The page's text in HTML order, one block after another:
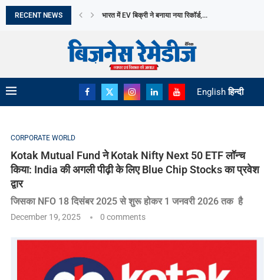
RECENT NEWS WHATSAPP MALWARE ATTACK से 10,000 से ज्यादा
English हिन्दी
द्वार
CORPORATE WORLD
Kotak Mutual Fund ने Kotak Nifty Next 50 ETF लॉन्च
किया: India की अगली पीढ़ी के लिए Blue Chip Stocks का प्रवेश
द्वार
जिसका NFO 18 दिसंबर 2025 से शुरू होकर 1 जनवरी 2026 तक है
December 19, 2025 0 comments